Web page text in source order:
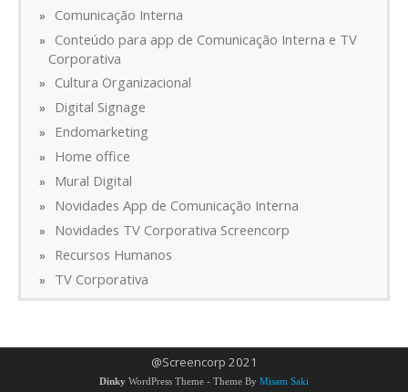
Comunicação Interna
Conteúdo para app de Comunicação Interna e TV
Corporativa
Cultura Organizacional
Digital Signage
Endomarketing
Home office
Mural Digital
Novidades App de Comunicação Interna
Novidades TV Corporativa Screencorp
Recursos Humanos
TV Corporativa
@Screencorp 2021
Dinky WordPress Theme - Theme By Misam Saki